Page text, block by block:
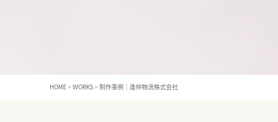
HOME>WORKS>制作事例｜逢仲物流株式会社